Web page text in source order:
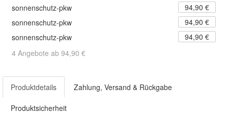
sonnenschutz-pkw
94,90 €
sonnenschutz-pkw
94,90 €
sonnenschutz-pkw
94,90 €
4 Angebote ab 94,90 €
Produktdetails Zahlung, Versand & Rückgabe
Produktsicherheit